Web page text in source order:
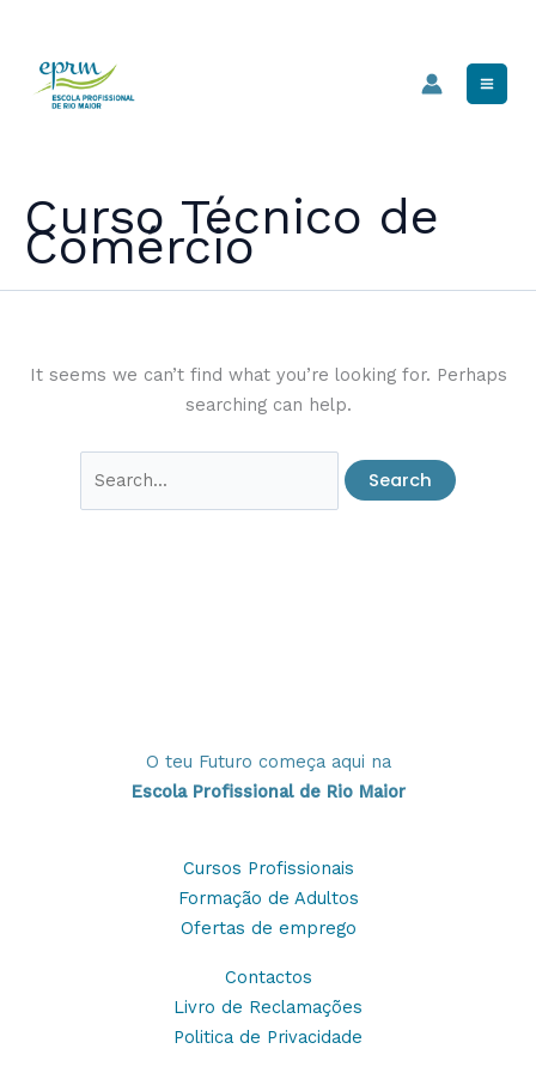
content
Curso Técnico de
Comércio
It seems we can’t find what you’re looking for. Perhaps
searching can help.
O teu Futuro começa aqui na
Escola Profissional de Rio Maior
Cursos Profissionais
Formação de Adultos
Ofertas de emprego
Contactos
Livro de Reclamações
Politica de Privacidade